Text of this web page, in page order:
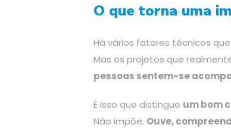
O que torna uma
Há vários fatores técnicos
Mas os projetos que
pessoas sentem-se
É isso que distingue um bom
Não impõe. Ouve,